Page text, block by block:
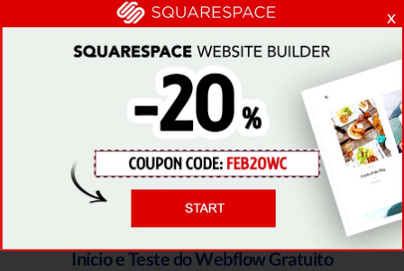
eles. Abaixo, você encontrará diferentes
uma breve descrição de cada um deles.
Início e Teste do Webflow Gratuito
x